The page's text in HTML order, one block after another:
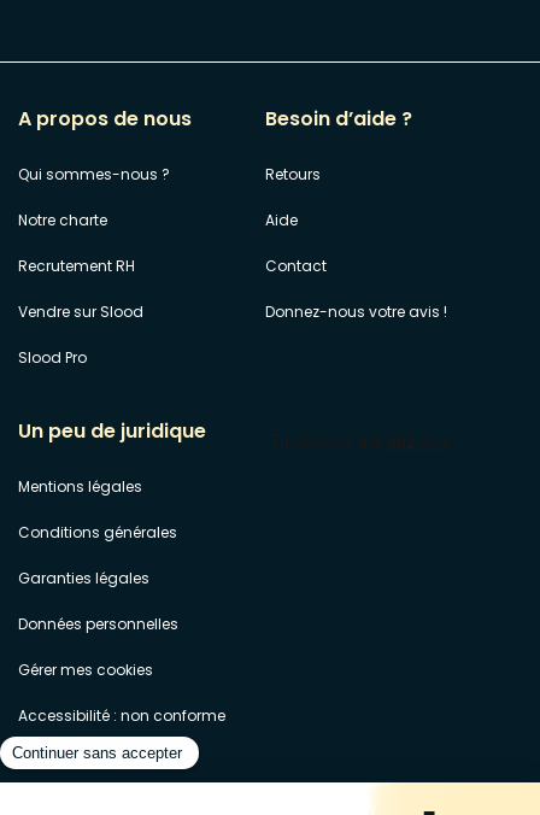
A propos de nous
Qui sommes-nous ?
Notre charte
Recrutement RH
Vendre sur Slood
Slood Pro
Besoin d’aide ?
Retours
Aide
Contact
Donnez-nous votre avis !
Un peu de juridique
Mentions légales
Conditions générales
Garanties légales
Données personnelles
Gérer mes cookies
Accessibilité : non conforme